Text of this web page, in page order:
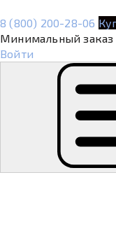
8 (800) 200-28-06
Минимальный заказ
Войти